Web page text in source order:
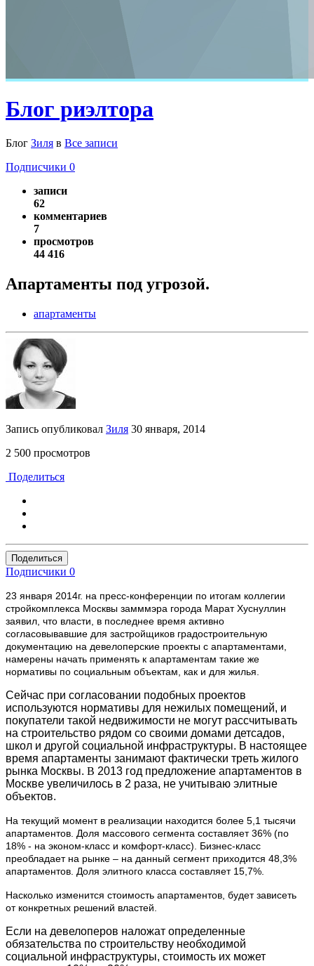
Блог риэлтора
Блог Зиля в Все записи
Подписчики 0
записи
62
комментариев
7
просмотров
44 416
Апартаменты под угрозой.
апартаменты
Запись опубликовал Зиля 30 января, 2014
2 500 просмотров
Поделиться
Поделиться
Подписчики 0
23 января 2014г. на пресс-конференции по итогам коллегии
стройкомплекса Москвы замммэра города Марат Хуснуллин
заявил, что власти, в последнее время активно
согласовывавшие для застройщиков градостроительную
документацию на девелоперские проекты с апартаментами,
намерены начать применять к апартаментам такие же
нормативы по социальным объектам, как и для жилья.
Сейчас при согласовании подобных проектов
используются нормативы для нежилых помещений, и
покупатели такой недвижимости не могут рассчитывать
на строительство рядом со своими домами детсадов,
школ и другой социальной инфраструктуры. В настоящее
время апартаменты занимают фактически треть жилого
рынка Москвы. В 2013 год предложение апартаментов в
Москве увеличилось в 2 раза, не учитываю элитные
объектов.
На текущий момент в реализации находится более 5,1 тысячи
апартаментов. Доля массового сегмента составляет 36% (по
18% - на эконом-класс и комфорт-класс). Бизнес-класс
преобладает на рынке – на данный сегмент приходится 48,3%
апартаментов. Доля элитного класса составляет 15,7%.
Насколько изменится стоимость апартаментов, будет зависеть
от конкретных решений властей.
Если на девелоперов наложат определенные
обязательства по строительству необходимой
социальной инфраструктуры, стоимость их может